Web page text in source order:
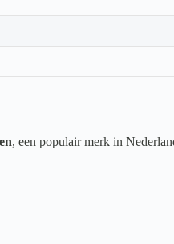
, een populair merk in